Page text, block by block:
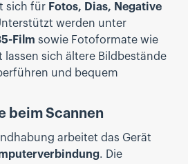
sich für Fotos, Dias, Negative
werden unter
Film sowie Fotoformate wie
lassen sich ältere Bildbestände
und bequem
beim Scannen
arbeitet das Gerät
. Die